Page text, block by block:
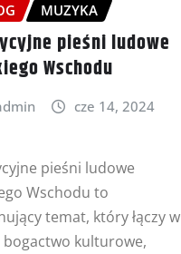
MUZYKA
pieśni ludowe
Wschodu
cze 14, 2024
pieśni ludowe
Wschodu to
temat, który łączy w
bogactwo kulturowe,